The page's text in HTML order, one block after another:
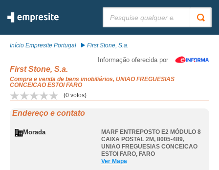
Início Empresite Portugal First Stone, S.a.
Informação oferecida por
First Stone, S.a.
Compra e venda de bens imobiliários, UNIAO FREGUESIAS
CONCEICAO ESTOI FARO
(0 votos)
Endereço e contato
Morada
MARF ENTREPOSTO E2 MÓDULO 8
CAIXA POSTAL 2M, 8005-489,
UNIAO FREGUESIAS CONCEICAO
ESTOI FARO, FARO
Ver Mapa